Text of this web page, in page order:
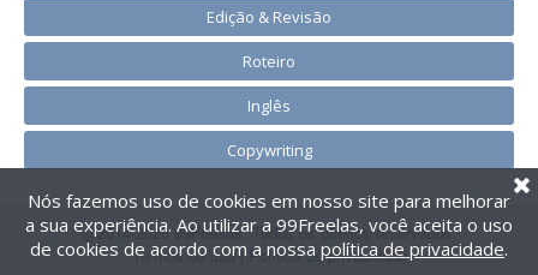
Edição & Revisão
Roteiro
Inglês
Copywriting
@2014-2026 99Freelas. Todos os direitos reservados.
Termos de uso| Política de privacidade
Nós fazemos uso de cookies em nosso site para melhorar
a sua experiência. Ao utilizar a 99Freelas, você aceita o uso
de cookies de acordo com a nossa política de privacidade.